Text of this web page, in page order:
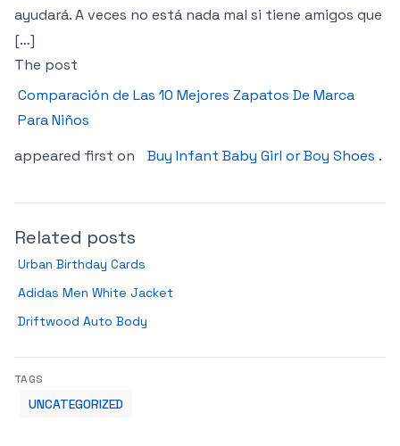
ayudará. A veces no está nada mal si tiene amigos que
[…]
The post
Comparación de Las 10 Mejores Zapatos De Marca
Para Niños
appeared first on
Buy Infant Baby Girl or Boy Shoes .
Related posts
Urban Birthday Cards
Adidas Men White Jacket
Driftwood Auto Body
TAGS
UNCATEGORIZED